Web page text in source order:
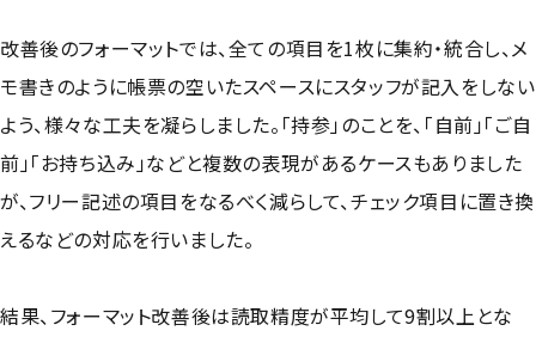
改善後のフォーマットでは、全ての項目を1枚に集約・統合し、メ
モ書きのように帳票の空いたスペースにスタッフが記入をしない
よう、様々な工夫を凝らしました。「持参」のことを、「自前」「ご自
前」「お持ち込み」などと複数の表現があるケースもありました
が、フリー記述の項目をなるべく減らして、チェック項目に置き換
えるなどの対応を行いました。
結果、フォーマット改善後は読取精度が平均して9割以上とな